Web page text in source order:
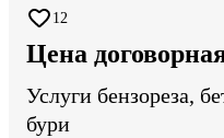
12
Цена
Услуги бензореза,
бури